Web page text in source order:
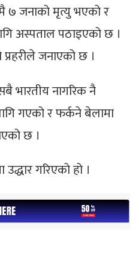
७ जनाको मृत्यु भएको र
अस्पताल पठाइएको छ ।
जनाएको छ ।
नागरिक नै
गएको र फर्कने बेलामा
छ ।
गरिएको हो ।